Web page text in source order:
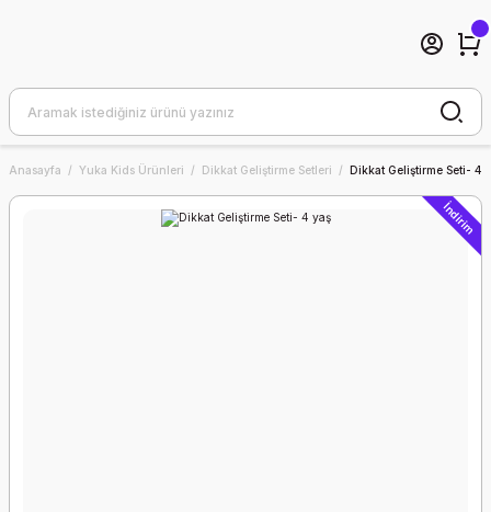
Anasayfa Yuka Kids Ürünleri Dikkat Geliştirme Setleri Dikkat Geliştirme Seti- 4
İndirim